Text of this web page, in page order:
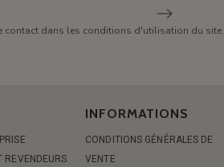
contact dans les conditions d'utilisation du site.
REVENDEURS
INFORMATIONS
CONDITIONS GÉNÉRALES DE
VENTE